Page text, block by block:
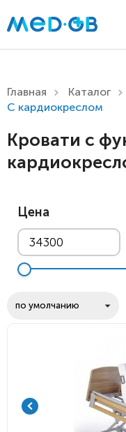
Главная Каталог
С кардиокреслом
Кровати с
Цена